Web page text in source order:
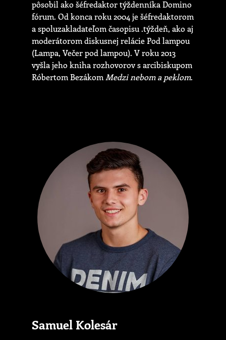
pôsobil ako šéfredaktor týždenníka Domino
fórum. Od konca roku 2004 je šéfredaktorom
a spoluzakladateľom časopisu .týždeň, ako aj
moderátorom diskusnej relácie Pod lampou
(Lampa, Večer pod lampou). V roku 2013
vyšla jeho kniha rozhovorov s arcibiskupom
Róbertom BezákomMedzi nebom a peklom.
Samuel Kolesár